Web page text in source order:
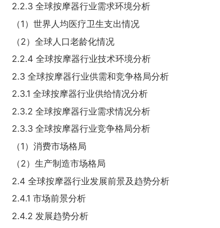
2.2.3 全球按摩器行业需求环境分析
（1）世界人均医疗卫生支出情况
（2）全球人口老龄化情况
2.2.4 全球按摩器行业技术环境分析
2.3 全球按摩器行业供需和竞争格局分析
2.3.1 全球按摩器行业供给情况分析
2.3.2 全球按摩器行业需求情况分析
2.3.3 全球按摩器行业竞争格局分析
（1）消费市场格局
（2）生产制造市场格局
2.4 全球按摩器行业发展前景及趋势分析
2.4.1 市场前景分析
2.4.2 发展趋势分析